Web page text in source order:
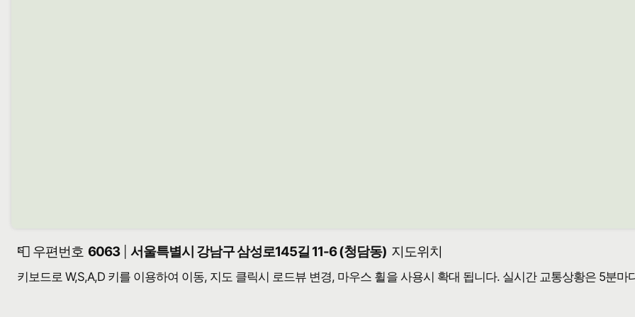
📮 우편번호 6063 서울특별시 강남구 삼성로145길 11-6 (청담동) 지도위치
키보드로 W,S,A,D 키를 이용하여 이동, 지도 클릭시 로드뷰 변경, 마우스 휠을 사용시 확대 됩니다. 실시간 교통상황은 5분마